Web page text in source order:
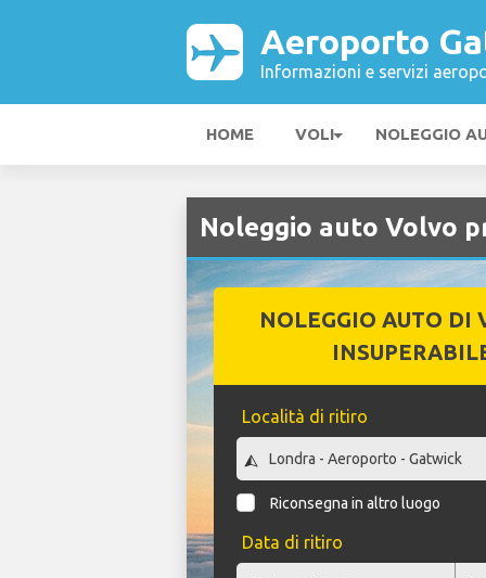
Aeroporto
Informazioni e servizi
HOME VOLI NOLEGGIO
Noleggio auto Volvo
NOLEGGIO AUTO DI
Località di ritiro
Riconsegna in altro luogo
Data di ritiro